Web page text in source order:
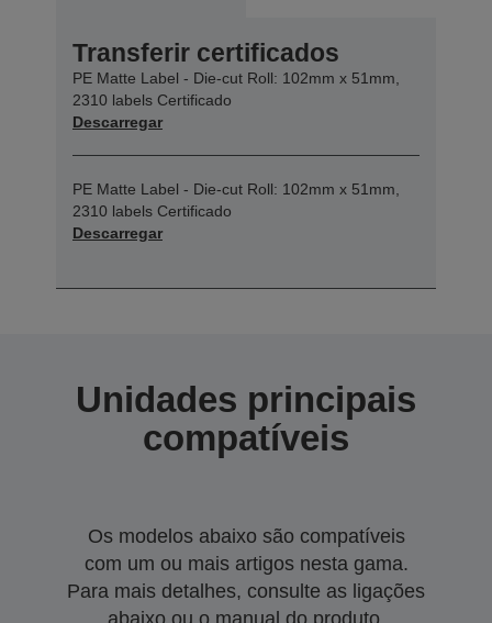
Transferir certificados
PE Matte Label - Die-cut Roll: 102mm x 51mm,
2310 labels Certificado
Descarregar
PE Matte Label - Die-cut Roll: 102mm x 51mm,
2310 labels Certificado
Descarregar
Unidades principais
compatíveis
Os modelos abaixo são compatíveis
com um ou mais artigos nesta gama.
Para mais detalhes, consulte as ligações
abaixo ou o manual do produto.